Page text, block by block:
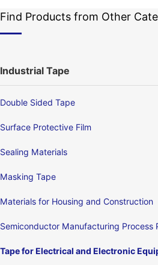
Find Products from Other
Industrial Tape
Double Sided Tape
Surface Protective Film
Sealing Materials
Masking Tape
Materials for Housing and Construction
Semiconductor Manufacturing Process
Tape for Electrical and Electronic